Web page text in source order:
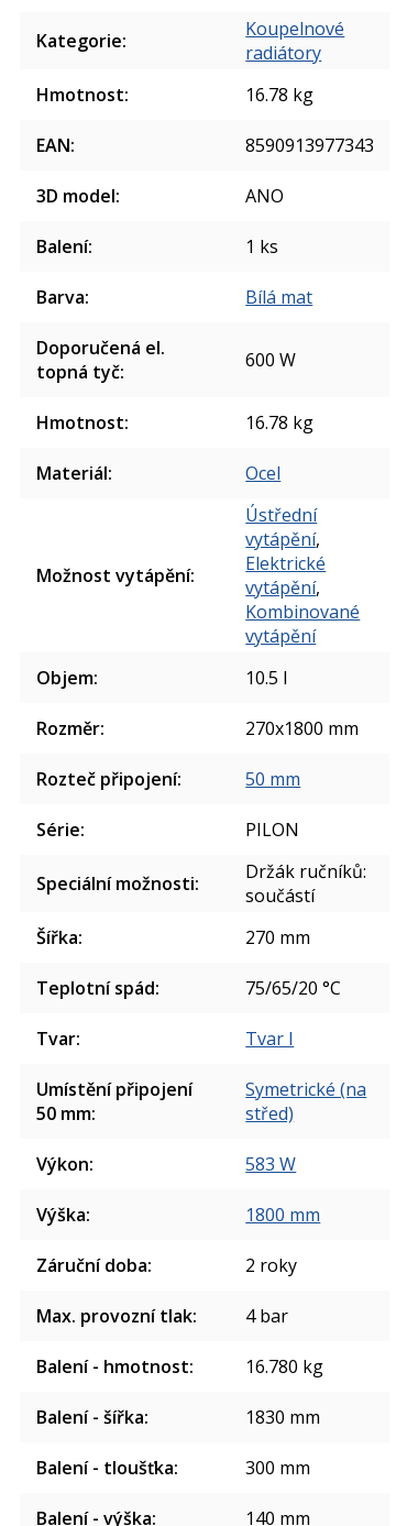
Kategorie:
Koupelnové
radiátory
Hmotnost: 16.78 kg
EAN: 8590913977343
3D model: ANO
Balení: 1 ks
Barva: Bílá mat
Doporučená el.
topná tyč: 600 W
Hmotnost: 16.78 kg
Materiál: Ocel
Možnost vytápění:
Ústřední
vytápění,
Elektrické
vytápění,
Kombinované
vytápění
Objem: 10.5 l
Rozměr: 270x1800 mm
Rozteč připojení: 50 mm
Série: PILON
Speciální možnosti:
Držák ručníků:
součástí
Šířka: 270 mm
Teplotní spád: 75/65/20 °C
Tvar: Tvar I
Umístění připojení
50 mm:
Symetrické (na
střed)
Výkon: 583 W
Výška: 1800 mm
Záruční doba: 2 roky
Max. provozní tlak: 4 bar
Balení - hmotnost: 16.780 kg
Balení - šířka: 1830 mm
Balení - tloušťka: 300 mm
Balení - výška: 140 mm